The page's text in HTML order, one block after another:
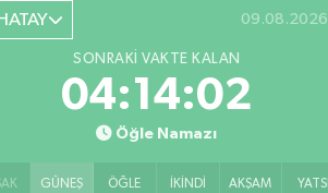
28.946705949073934
0 (212) 635 03 83 Yol Tarifi Al
Tersane İstanbul Eczanesi
Mahallesi Taşkızak Tersanesi Caddesi 6 6B
İstanbul içerisi ama yol üzerinde
09.08.2026
SONRAKI VAKTE KALAN
04:14:01
Öğle Namazı
GÜNEŞ ÖĞLE İKINDI AKŞAM YATSI